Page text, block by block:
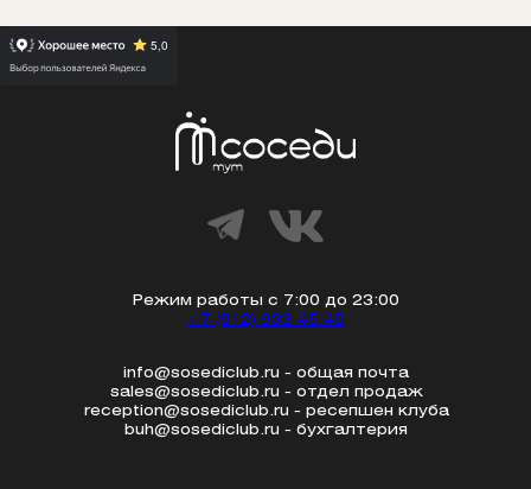
Режим работы с 7:00 до 23:00
+7 (812) 933 45 45
info@sosediclub.ru - общая почта
sales@sosediclub.ru - отдел продаж
reception@sosediclub.ru - ресепшен клуба
buh@sosediclub.ru - бухгалтерия